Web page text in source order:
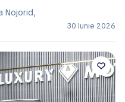
Nojorid,
30 Iunie 2026